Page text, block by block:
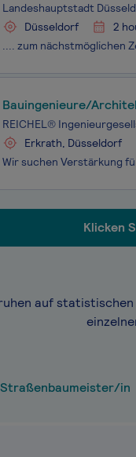
Landeshauptstadt
Düsseldorf
2
Bauingenieure/
REICHEL®
Erkrath, Düsseldorf
Klicken
auf
Straßenbaumeister/in